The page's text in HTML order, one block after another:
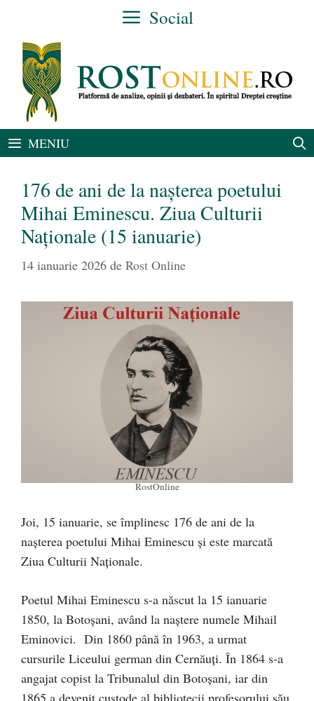
conținut
Social
MENIU
176 de ani de la nașterea poetului
Mihai Eminescu. Ziua Culturii
Naționale (15 ianuarie)
14 ianuarie 2026 de Rost Online
RostOnline
Joi, 15 ianuarie, se împlinesc 176 de ani de la
nașterea poetului Mihai Eminescu și este marcată
Ziua Culturii Naționale.
Poetul Mihai Eminescu s-a născut la 15 ianuarie
1850, la Botoşani, având la naștere numele Mihail
Eminovici. Din 1860 până în 1963, a urmat
cursurile Liceului german din Cernăuţi. În 1864 s-a
angajat copist la Tribunalul din Botoşani, iar din
1865 a devenit custode al bibliotecii profesorului său,